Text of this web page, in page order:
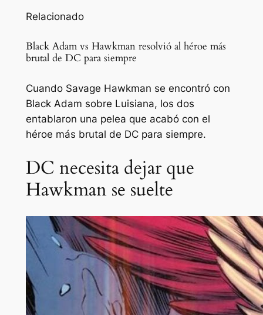
Relacionado
Black Adam vs Hawkman resolvió al héroe más
brutal de DC para siempre
Cuando Savage Hawkman se encontró con
Black Adam sobre Luisiana, los dos
entablaron una pelea que acabó con el
héroe más brutal de DC para siempre.
DC necesita dejar que
Hawkman se suelte